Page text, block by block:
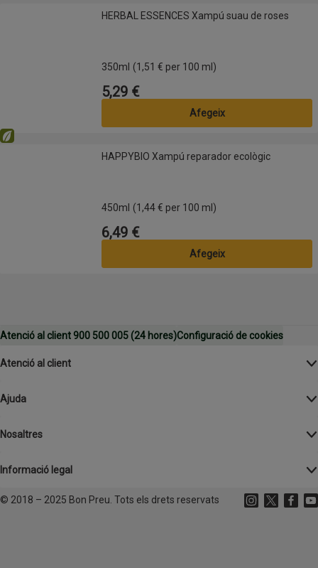
HERBAL ESSENCES Xampú suau de rosesHERBAL ESSENCES Xampú suau de roses
350ml (1,51 € per 100 ml)
Preu
5,29 €
Afegeix
HAPPYBIO Xampú reparador ecològic
Eco
HAPPYBIO Xampú reparador ecològic
450ml (1,44 € per 100 ml)
Preu
6,49 €
Afegeix
Atenció al client 900 500 005 (24 hores)Configuració de cookies
Atenció al client
Ajuda
Nosaltres
Informació legal
© 2018 – 2025 Bon Preu. Tots els drets reservats Instagram
(s'obre en
X (s'obre